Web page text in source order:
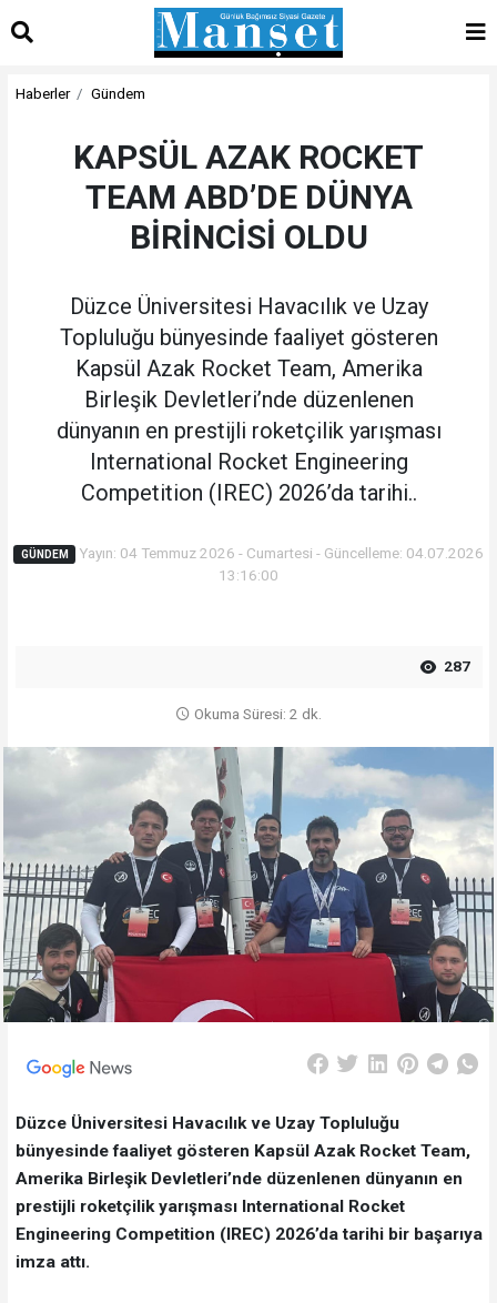
Haberler Gündem
KAPSÜL AZAK ROCKET
TEAM ABD’DE DÜNYA
BİRİNCİSİ OLDU
Düzce Üniversitesi Havacılık ve Uzay
Topluluğu bünyesinde faaliyet gösteren
Kapsül Azak Rocket Team, Amerika
Birleşik Devletleri’nde düzenlenen
dünyanın en prestijli roketçilik yarışması
International Rocket Engineering
Competition (IREC) 2026’da tarihi..
GÜNDEM
Yayın: 04 Temmuz 2026 - Cumartesi - Güncelleme: 04.07.2026
13:16:00
287
Okuma Süresi: 2 dk.
Düzce Üniversitesi Havacılık ve Uzay Topluluğu
bünyesinde faaliyet gösteren Kapsül Azak Rocket Team,
Amerika Birleşik Devletleri’nde düzenlenen dünyanın en
prestijli roketçilik yarışması International Rocket
Engineering Competition (IREC) 2026’da tarihi bir başarıya
imza attı.